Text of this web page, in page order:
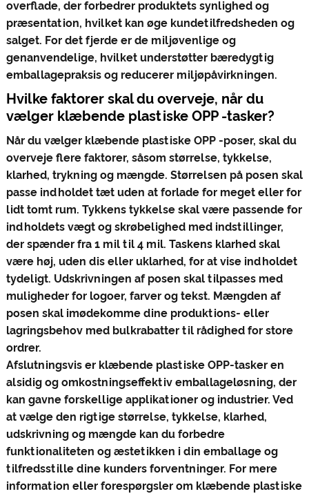
overflade, der forbedrer produktets synlighed og
præsentation, hvilket kan øge kundetilfredsheden og
salget. For det fjerde er de miljøvenlige og
genanvendelige, hvilket understøtter bæredygtig
emballagepraksis og reducerer miljøpåvirkningen.
Hvilke faktorer skal du overveje, når du
vælger klæbende plastiske OPP -tasker?
Når du vælger klæbende plastiske OPP -poser, skal du
overveje flere faktorer, såsom størrelse, tykkelse,
klarhed, trykning og mængde. Størrelsen på posen skal
passe indholdet tæt uden at forlade for meget eller for
lidt tomt rum. Tykkens tykkelse skal være passende for
indholdets vægt og skrøbelighed med indstillinger,
der spænder fra 1 mil til 4 mil. Taskens klarhed skal
være høj, uden dis eller uklarhed, for at vise indholdet
tydeligt. Udskrivningen af ​​posen skal tilpasses med
muligheder for logoer, farver og tekst. Mængden af ​​
posen skal imødekomme dine produktions- eller
lagringsbehov med bulkrabatter til rådighed for store
ordrer.
Afslutningsvis er klæbende plastiske OPP-tasker en
alsidig og omkostningseffektiv emballageløsning, der
kan gavne forskellige applikationer og industrier. Ved
at vælge den rigtige størrelse, tykkelse, klarhed,
udskrivning og mængde kan du forbedre
funktionaliteten og æstetikken i din emballage og
tilfredsstille dine kunders forventninger. For mere
information eller forespørgsler om klæbende plastiske